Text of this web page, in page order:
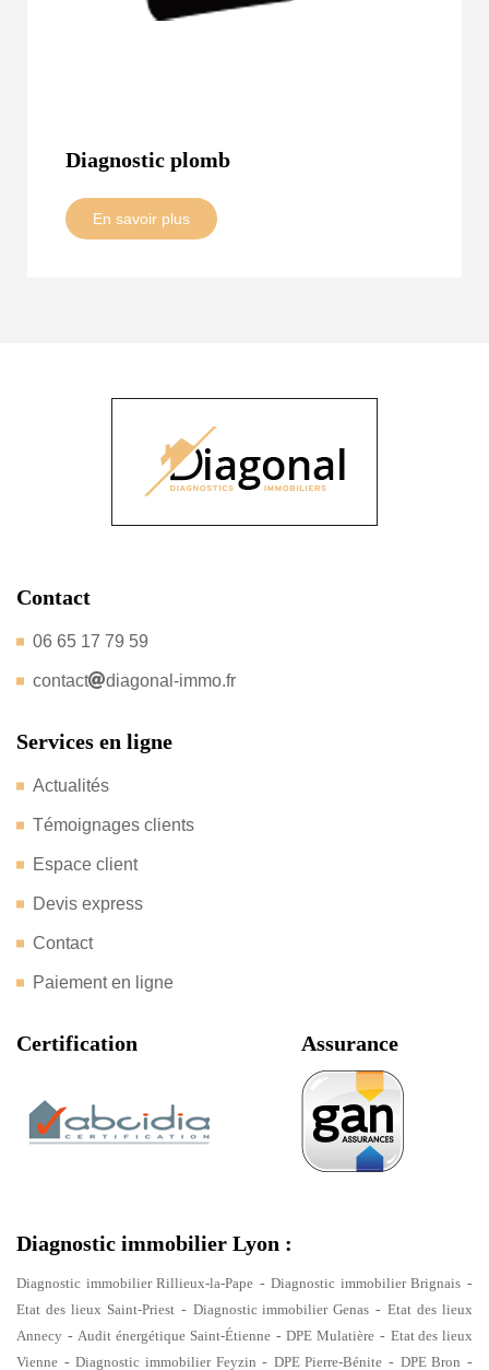
Diagnostic plomb
En savoir plus
Contact
06 65 17 79 59
contact diagonal-immo.fr
Services en ligne
Actualités
Témoignages clients
Espace client
Devis express
Contact
Paiement en ligne
Certification Assurance
Diagnostic immobilier Lyon :
Diagnostic immobilier Rillieux-la-Pape -Diagnostic immobilier Brignais -
Etat des lieux Saint-Priest- Diagnostic immobilier Genas -Etat des lieux
Annecy -Audit énergétique Saint-Étienne-DPE Mulatière - Etat des lieux
Vienne -Diagnostic immobilier Feyzin - DPE Pierre-Bénite - DPE Bron -